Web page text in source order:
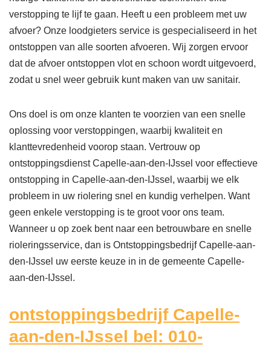
verstopping te lijf te gaan. Heeft u een probleem met uw
afvoer? Onze loodgieters service is gespecialiseerd in het
ontstoppen van alle soorten afvoeren. Wij zorgen ervoor
dat de afvoer ontstoppen vlot en schoon wordt uitgevoerd,
zodat u snel weer gebruik kunt maken van uw sanitair.
Ons doel is om onze klanten te voorzien van een snelle
oplossing voor verstoppingen, waarbij kwaliteit en
klanttevredenheid voorop staan. Vertrouw op
ontstoppingsdienst Capelle-aan-den-IJssel voor effectieve
ontstopping in Capelle-aan-den-IJssel, waarbij we elk
probleem in uw riolering snel en kundig verhelpen. Want
geen enkele verstopping is te groot voor ons team.
Wanneer u op zoek bent naar een betrouwbare en snelle
rioleringsservice, dan is Ontstoppingsbedrijf Capelle-aan-
den-IJssel uw eerste keuze in in de gemeente Capelle-
aan-den-IJssel.
ontstoppingsbedrijf Capelle-
aan-den-IJssel bel: 010-